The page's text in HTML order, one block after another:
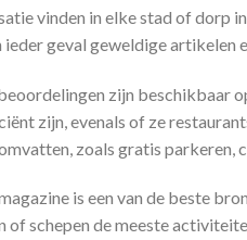
vinden in elke stad of dorp
ieder geval geweldige artikelen
zijn beschikbaar
zijn, evenals of ze
zoals gratis parkeren,
is een van de beste
of schepen de meeste